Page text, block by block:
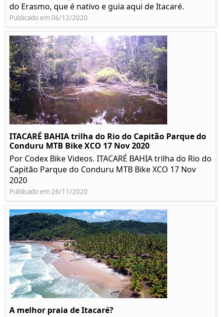
do Erasmo, que é nativo e guia aqui de Itacaré.
Publicado em 06/12/2020
ITACARÉ BAHIA trilha do Rio do Capitão Parque do
Conduru MTB Bike XCO 17 Nov 2020
Por Codex Bike Videos. ITACARÉ BAHIA trilha do Rio do
Capitão Parque do Conduru MTB Bike XCO 17 Nov
2020
Publicado em 26/11/2020
A melhor praia de Itacaré?